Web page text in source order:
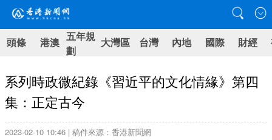
頭條 港澳 五年規
劃
大灣區 台灣 內地 國際 財經
系列時政微紀錄《習近平的文化情緣》第四
集：正定古今
2023-02-10 10:46 | 稿件來源：香港新聞網